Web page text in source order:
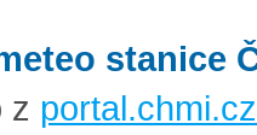
stanice
z portal.chmi.cz